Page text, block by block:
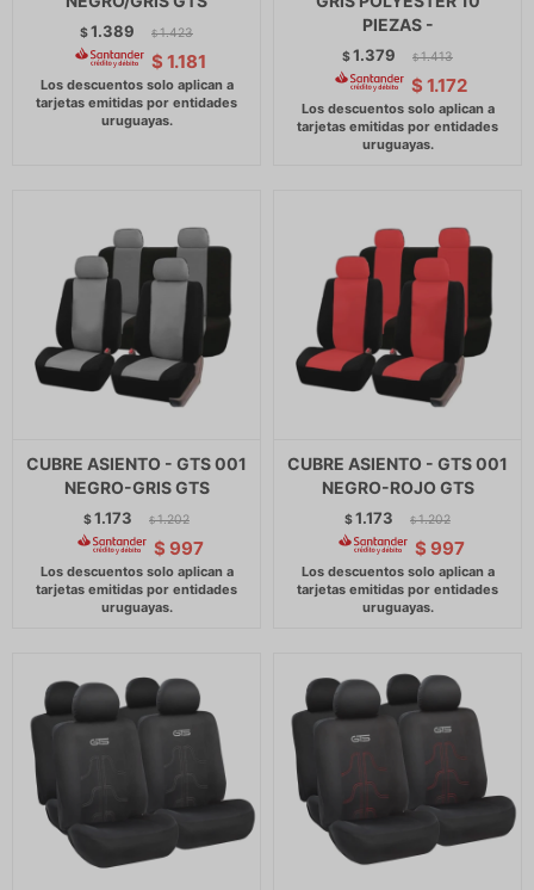
$1.389 $ 1.423
$ 1.181
PIEZAS -
$1.379 $ 1.413
$ 1.172
CUBRE ASIENTO - GTS 001
NEGRO-GRIS GTS
$1.173 $ 1.202
$ 997
CUBRE ASIENTO - GTS 001
NEGRO-ROJO GTS
$1.173 $ 1.202
$ 997